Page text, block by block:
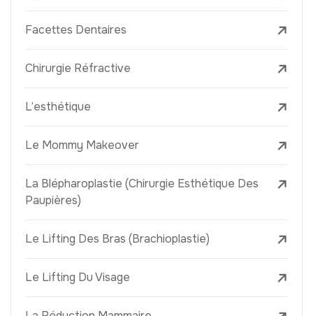
Facettes Dentaires
Chirurgie Réfractive
L’esthétique
Le Mommy Makeover
La Blépharoplastie (Chirurgie Esthétique Des
Paupières)
Le Lifting Des Bras (Brachioplastie)
Le Lifting Du Visage